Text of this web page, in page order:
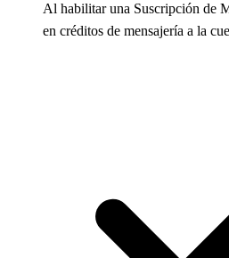
Al habilitar una Suscripción de
en créditos de mensajería a la